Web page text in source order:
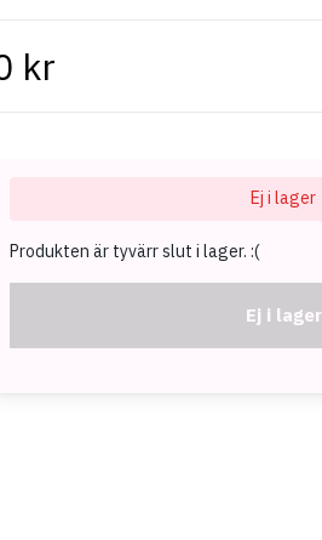
kr
Ej i lager
Produkten är tyvärr slut i lager. :(
Ej i lager